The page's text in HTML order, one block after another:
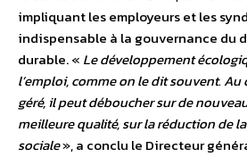
impliquant les employeurs et les
indispensable à la gouvernance du
durable. « Le développement
l’emploi, comme on le dit souvent. Au
géré, il peut déboucher sur de
meilleure qualité, sur la réduction de
sociale», a conclu le Directeur